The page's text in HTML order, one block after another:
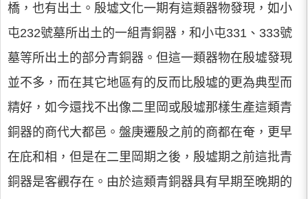
橋，也有出土。殷墟文化一期有這類器物發現，如小
屯232號墓所出土的一組青銅器，和小屯331、333號
墓等所出土的部分青銅器。但這一類器物在殷墟發現
並不多，而在其它地區有的反而比殷墟的更為典型而
精好，如今還找不出像二里岡或殷墟那樣生產這類青
銅器的商代大都邑。盤庚遷殷之前的商都在奄，更早
在庇和相，但是在二里岡期之後，殷墟期之前這批青
銅器是客觀存在。由於這類青銅器具有早期至晚期的